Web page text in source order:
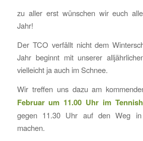
zu aller erst wünschen wir euch
Jahr!
Der TCO verfällt nicht dem
Jahr beginnt mit unserer
vielleicht ja auch im Schnee.
Wir treffen uns dazu am
Februar um 11.00 Uhr im
gegen 11.30 Uhr auf den Weg in
machen.